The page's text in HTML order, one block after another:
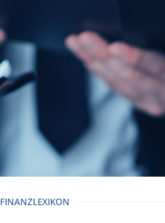
FINANZLEXIKON